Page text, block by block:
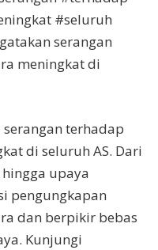
#seluruh
serangan
meningkat di
terhadap
di seluruh AS. Dari
upaya
pengungkapan
dan berpikir bebas
Kunjungi